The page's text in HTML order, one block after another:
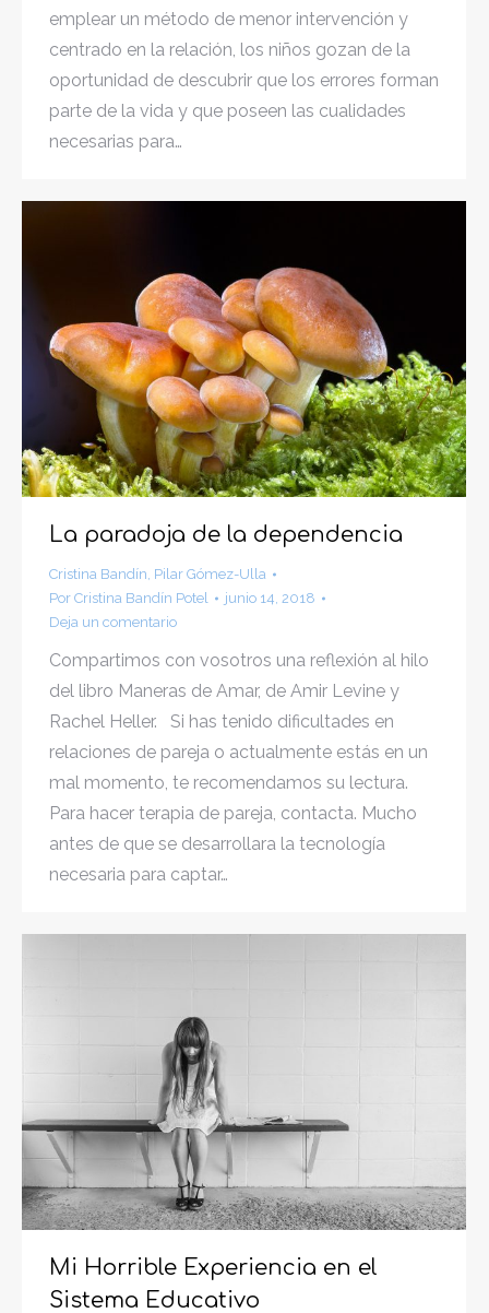
emplear un método de menor intervención y
centrado en la relación, los niños gozan de la
oportunidad de descubrir que los errores forman
parte de la vida y que poseen las cualidades
necesarias para…
La paradoja de la dependencia
Cristina Bandín Pilar Gómez-Ulla
Por Cristina Bandín Potel
junio 14, 2018
Deja un comentario
Compartimos con vosotros una reflexión al hilo
del libro Maneras de Amar, de Amir Levine y
Rachel Heller. Si has tenido dificultades en
relaciones de pareja o actualmente estás en un
mal momento, te recomendamos su lectura.
Para hacer terapia de pareja, contacta. Mucho
antes de que se desarrollara la tecnología
necesaria para captar…
Mi Horrible Experiencia en el
Sistema Educativo